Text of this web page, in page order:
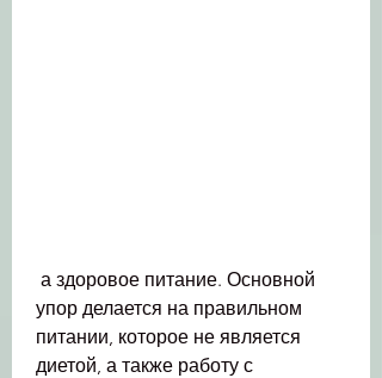
упор делается на правильном
питании, которое не является
диетой, а также работу с